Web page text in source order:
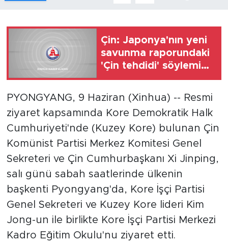
Çin: Japonya'nın yeni
savunma raporundaki
'Çin tehdidi' söylemini
reddediyoruz
PYONGYANG, 9 Haziran (Xinhua) -- Resmi
ziyaret kapsamında Kore Demokratik Halk
Cumhuriyeti'nde (Kuzey Kore) bulunan Çin
Komünist Partisi Merkez Komitesi Genel
Sekreteri ve Çin Cumhurbaşkanı Xi Jinping,
salı günü sabah saatlerinde ülkenin
başkenti Pyongyang'da, Kore İşçi Partisi
Genel Sekreteri ve Kuzey Kore lideri Kim
Jong-un ile birlikte Kore İşçi Partisi Merkezi
Kadro Eğitim Okulu'nu ziyaret etti.
Xinhua
Xinhua Türkiye
Seyahat